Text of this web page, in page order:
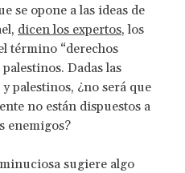
se opone a las ideas de
dicen los expertos, los
término “derechos
Dadas las
palestinos, ¿no será que
no están dispuestos a
enemigos?
sugiere algo